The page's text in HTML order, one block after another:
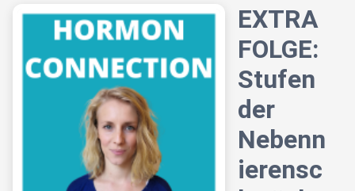
EXTRA
FOLGE:
Stufen
der
Nebenn
ierensc